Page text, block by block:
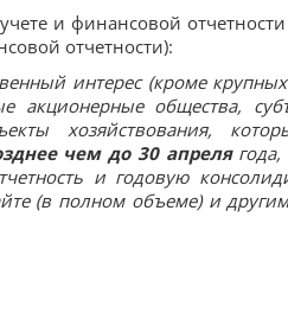
и финансовой
отчетности):
интерес (кроме
акционерные общества,
хозяйствования,
чем до 30 апрелягода,
и годовую
(в полном объеме) и